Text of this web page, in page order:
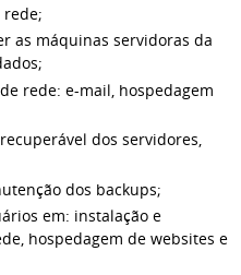
as máquinas servidoras da
rede: e-mail, hospedagem
dos servidores,
dos backups;
em: instalação e
hospedagem de websites e